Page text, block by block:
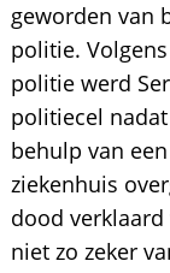
geworden van
politie.
politie werd
politiecel
behulp van
ziekenhuis
dood
niet zo zeker